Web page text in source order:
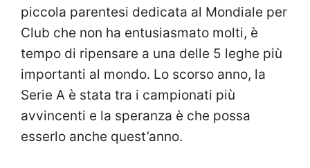
piccola parentesi dedicata al Mondiale per
Club che non ha entusiasmato molti, è
tempo di ripensare a una delle 5 leghe più
importanti al mondo. Lo scorso anno, la
Serie A è stata tra i campionati più
avvincenti e la speranza è che possa
esserlo anche quest’anno.